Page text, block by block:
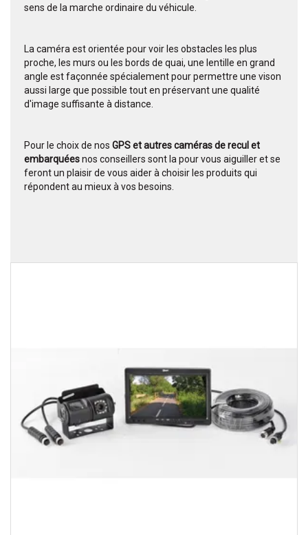
sens de la marche ordinaire du véhicule.
La caméra est orientée pour voir les obstacles les plus
proche, les murs ou les bords de quai, une lentille en grand
angle est façonnée spécialement pour permettre une vison
aussi large que possible tout en préservant une qualité
d'image suffisante à distance.
Pour le choix de nos GPS et autres caméras de recul et
embarquéesnos conseillers sont la pour vous aiguiller et se
feront un plaisir de vous aider à choisir les produits qui
répondent au mieux à vos besoins.